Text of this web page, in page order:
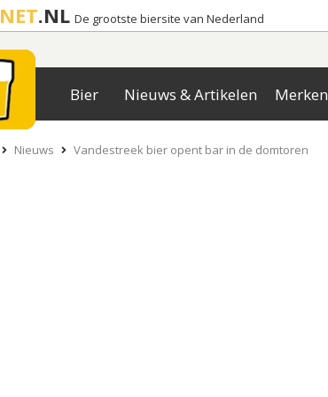
NET.NL De grootste biersite van Nederland
Bier Nieuws & Artikelen Merken
Nieuws Vandestreek bier opent bar in de domtoren